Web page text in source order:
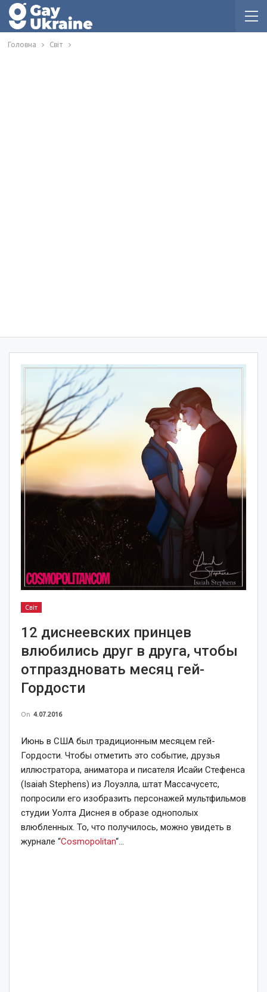
Головна Світ
Світ
12 диснеевских принцев
влюбились друг в друга, чтобы
отпраздновать месяц гей-
Гордости
On 4.07.2016
Июнь в США был традиционным месяцем гей-
Гордости. Чтобы отметить это событие, друзья
иллюстратора, аниматора и писателя Исайи Стефенса
(Isaiah Stephens) из Лоуэлла, штат Массачусетс,
попросили его изобразить персонажей мультфильмов
студии Уолта Диснея в образе однополых
влюбленных. То, что получилось, можно увидеть в
журнале “Cosmopolitan“…